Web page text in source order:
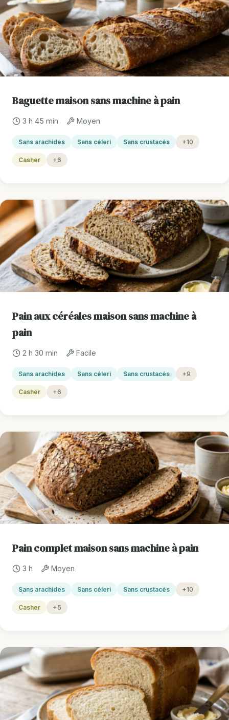
Baguette maison sans machine à pain
3 h 45 min Moyen
Sans arachides Sans céleri Sans crustacés +10
Casher +6
Pain aux céréales maison sans machine à
pain
2 h 30 min Facile
Sans arachides Sans céleri Sans crustacés +9
Casher +6
Pain complet maison sans machine à pain
3 h Moyen
Sans arachides Sans céleri Sans crustacés +10
Casher +5